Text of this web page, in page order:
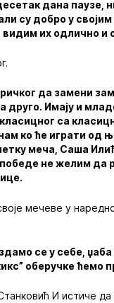
дана паузе,
су добро у
их одлично и
да замени
друго. Имају и
са
ко ће играти од
меча, Саша
не желим
мечеве у
се у себе,
оберучке
И истиче